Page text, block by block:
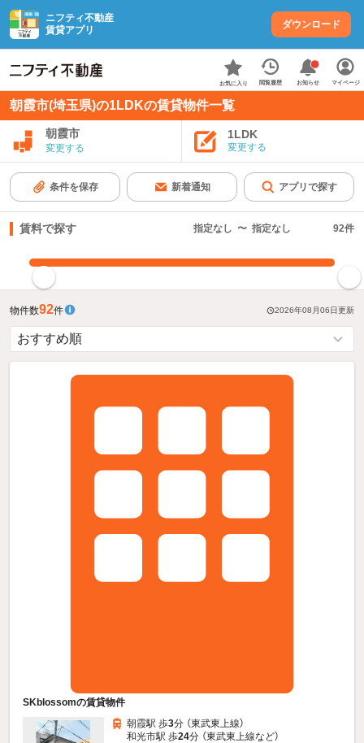
ニフティ不動産
賃貸アプリ
ダウンロード
お気に入り 閲覧履歴 お知らせ マイページ
朝霞市(埼玉県)の1LDKの賃貸物件一覧
朝霞市
変更する
1LDK
変更する
条件を保存 新着通知 アプリで探す
賃料で探す 指定なし 〜 指定なし 92件
物件数92件 2026年08月06日更新
SKblossomの賃貸物件
朝霞駅 歩3分 （東武東上線）
和光市駅 歩24分 （東武東上線など）